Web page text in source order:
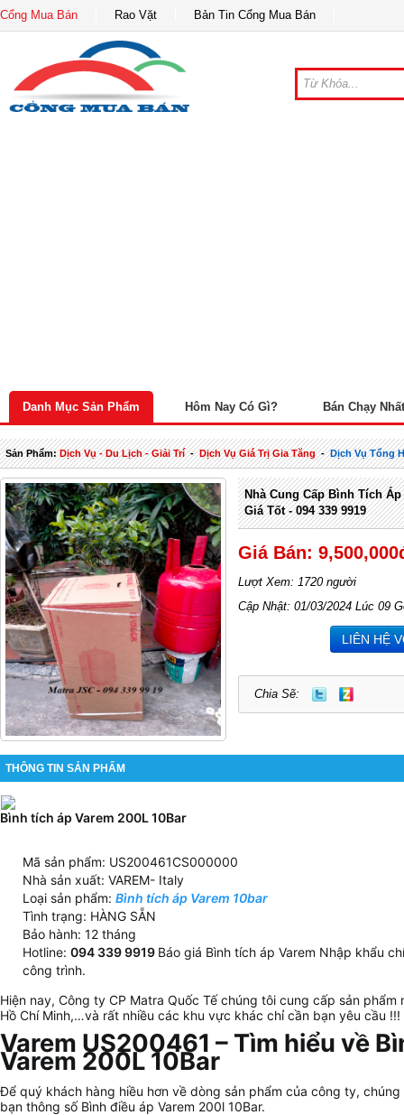
Cổng Mua Bán Rao Vặt Bản Tin Cổng Mua Bán
Danh Mục Sản Phẩm Hôm Nay Có Gì? Bán Chạy Nhất
Sản Phẩm:Dịch Vụ - Du Lịch - Giải Trí-Dịch Vụ Giá Trị Gia Tăng-Dịch Vụ Tổng
Nhà Cung Cấp Bình Tích
Giá Tốt - 094 339 9919
Giá Bán:
Lượt Xem: 1720 người
Cập Nhật: 01/03/2024 Lúc 09
LIÊN HỆ
Chia Sẽ:
THÔNG TIN SẢN PHẨM
Bình tích áp Varem 200L 10Bar
Mã sản phẩm: US200461CS000000
Nhà sản xuất: VAREM- Italy
Loại sản phẩm: Bình tích áp Varem 10bar
Tình trạng: HÀNG SẴN
Bảo hành: 12 tháng
Hotline: 094 339 9919 Báo giá Bình tích áp Varem Nhập khẩu
công trình.
Hiện nay, Công ty CP Matra Quốc Tế chúng tôi cung cấp sản
Hồ Chí Minh,…và rất nhiều các khu vực khác chỉ cần bạn yêu cầu !!!
Varem US200461 – Tìm hiểu về
Varem 200L 10Bar
Để quý khách hàng hiều hơn về dòng sản phẩm của công ty,
bạn thông số Bình điều áp Varem 200l 10Bar.